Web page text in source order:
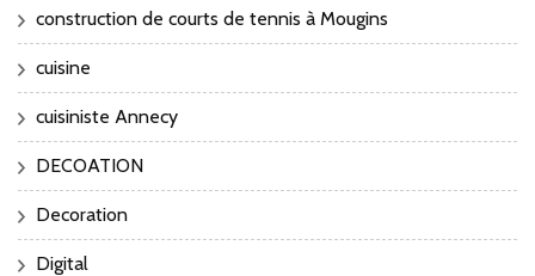
construction de courts de tennis à Mougins
cuisine
cuisiniste Annecy
DECOATION
Decoration
Digital